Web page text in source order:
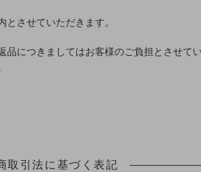
とさせていただきます。
品につきましてはお客様のご負担とさせて
取引法に基づく表記